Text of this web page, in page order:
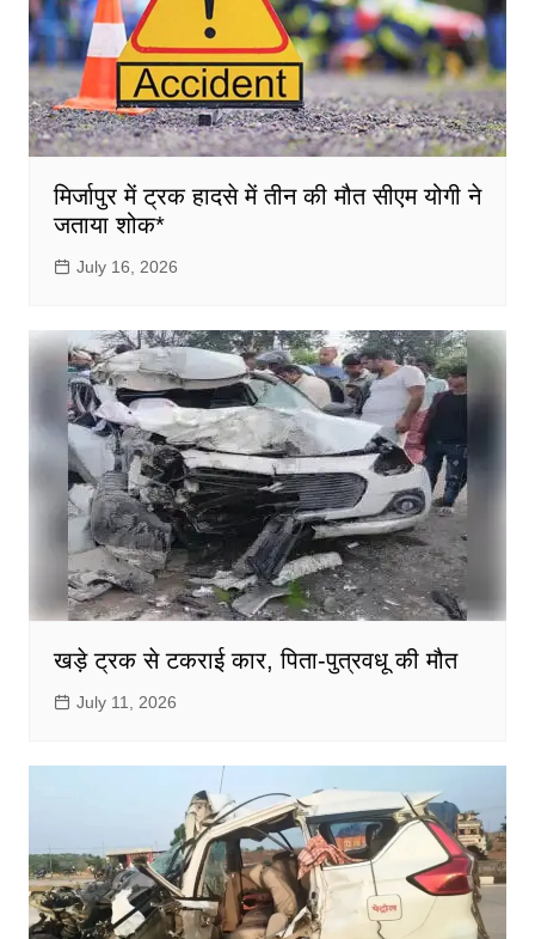
मिर्जापुर में ट्रक हादसे में तीन की मौत सीएम योगी ने
जताया शोक*
July 16, 2026
खड़े ट्रक से टकराई कार, पिता-पुत्रवधू की मौत
July 11, 2026